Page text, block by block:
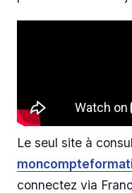
Le seul site à
connectez via